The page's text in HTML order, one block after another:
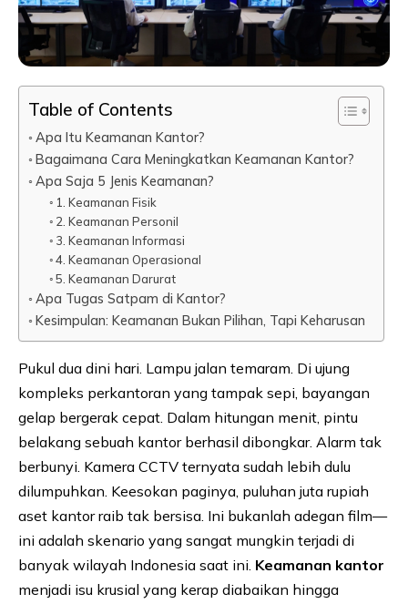
Table of Contents
Apa Itu Keamanan Kantor?
Bagaimana Cara Meningkatkan Keamanan Kantor?
Apa Saja 5 Jenis Keamanan?
1. Keamanan Fisik
2. Keamanan Personil
3. Keamanan Informasi
4. Keamanan Operasional
5. Keamanan Darurat
Apa Tugas Satpam di Kantor?
Kesimpulan: Keamanan Bukan Pilihan, Tapi Keharusan
Pukul dua dini hari. Lampu jalan temaram. Di ujung
kompleks perkantoran yang tampak sepi, bayangan
gelap bergerak cepat. Dalam hitungan menit, pintu
belakang sebuah kantor berhasil dibongkar. Alarm tak
berbunyi. Kamera CCTV ternyata sudah lebih dulu
dilumpuhkan. Keesokan paginya, puluhan juta rupiah
aset kantor raib tak bersisa. Ini bukanlah adegan film—
ini adalah skenario yang sangat mungkin terjadi di
banyak wilayah Indonesia saat ini. Keamanan kantor
menjadi isu krusial yang kerap diabaikan hingga